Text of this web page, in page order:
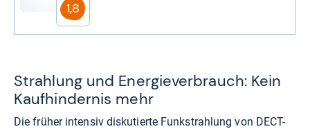
1,8
Strahlung und Energieverbrauch: Kein
Kaufhindernis mehr
Die früher intensiv diskutierte Funkstrahlung von DECT-